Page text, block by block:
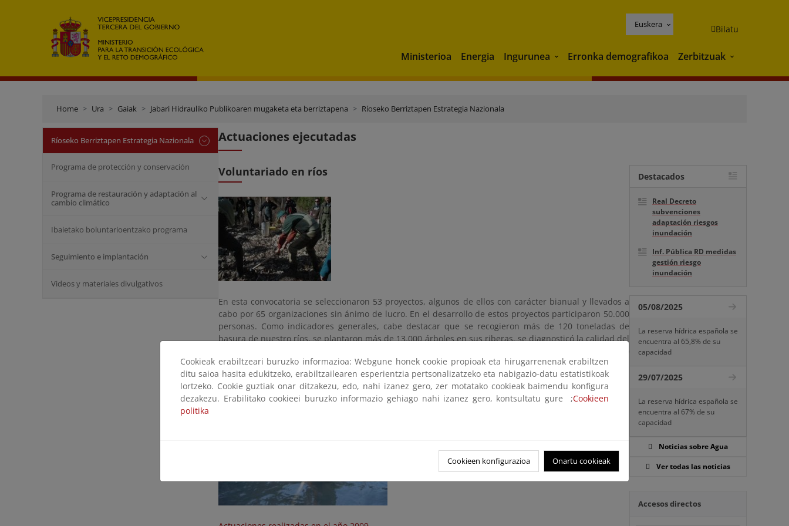
Euskera Bilatu
Ministerioa Energia Ingurunea Ingurunea
Erronka demografikoa Zerbitzuak Zerbitzuak
Home Ura Gaiak Jabari Hidrauliko Publikoaren mugaketa eta berriztapena Ríoseko Berriztapen Estrategia Nazionala
Ríoseko Berriztapen Estrategia Nazionala
Programa de protección y conservación
Programa de restauración y adaptación al
cambio climático
Ibaietako boluntarioentzako programa
Seguimiento e implantación
Videos y materiales divulgativos
Actuaciones ejecutadas
Voluntariado en ríos
En esta convocatoria se seleccionaron 53 proyectos, algunos de ellos con carácter bianual y llevados a
cabo por 65 organizaciones sin ánimo de lucro. En el desarrollo de estos proyectos participaron 50.000
personas. Como indicadores generales, cabe destacar que se recogieron más de 120 toneladas de
basura de nuestro ríos, se plantaron más de 13.000 árboles en sus riberas, se diagnosticó la calidad del
ecosistema fluvial en 1.600 puntos y impartieron más de 400 charlas sobre la importancia del cuidado
de nuestras masas de agua y el medio ambiente en diversos municipios de nuestro territorio.
Destacados
Real Decreto
subvenciones
adaptación riesgos
inundación
Inf. Pública RD medidas
gestión riesgo
inundación
05/08/2025
La reserva hídrica española se
encuentra al 65,8% de su
capacidad
29/07/2025
La reserva hídrica española se
encuentra al 67% de su
capacidad
Noticias sobre Agua
Ver todas las noticias
Accesos directos
Cookieak erabiltzeari buruzko informazioa: Webgune honek cookie propioak eta hirugarrenenak erabiltzen
ditu saioa hasita edukitzeko, erabiltzailearen esperientzia pertsonalizatzeko eta nabigazio-datu estatistikoak
lortzeko. Cookie guztiak onar ditzakezu, edo, nahi izanez gero, zer motatako cookieak baimendu konfigura
dezakezu. Erabilitako cookieei buruzko informazio gehiago nahi izanez gero, kontsultatu gure ;Cookieen
politika
Cookieen konfigurazioa Onartu cookieak